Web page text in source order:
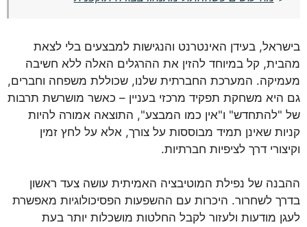
בישראל, בעידן האינטרנט והנגישות למבצעים בלי לצאת
מהבית, קל במיוחד להזין את ההרגלים האלה ללא חשיבה
מעמיקה. המערכת החברתית שלנו, שכוללת משפחה וחברים,
גם היא משחקת תפקיד מרכזי בעניין – כאשר מושרשת תרבות
של "להתחדש" ו"אין כמו המבצע", התוצאה אמורה להיות
קניות שאינן תמיד מבוססות על צורך, אלא על לחץ זמין
וקיצורי דרך לציפיות חברתיות.
ההבנה של נפילת המוטיבציה האמיתית עושה צעד ראשון
בדרך לשחרור. היכרות עם ההשפעות הפסיכולוגיות מאפשרת
לעגן מודעות ולעזור לקבל החלטות מושכלות יותר בעת